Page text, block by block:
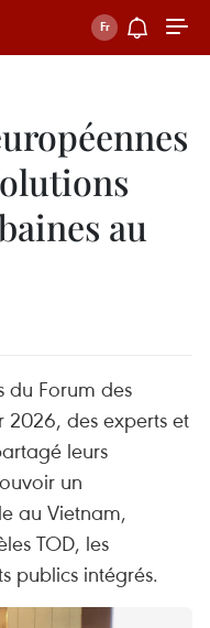
au
du Forum des
des experts et
leurs
un
au Vietnam,
TOD, les
publics intégrés.